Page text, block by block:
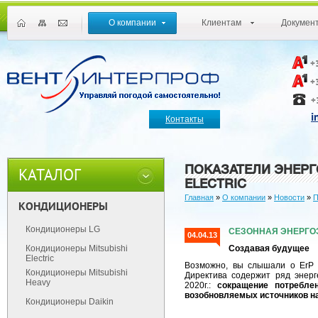
О компании Клиентам
Контакты
КАТАЛОГ
КОНДИЦИОНЕРЫ
Кондиционеры LG
Кондиционеры Mitsubishi
Electric
Кондиционеры Mitsubishi
Heavy
Кондиционеры Daikin
ПОКАЗАТЕЛИ
ELECTRIC
Главная » О компании » Новости »
04.04.13
СЕЗОННАЯ
Создавая будущее
Возможно, вы слышали о ErP
Директива содержит ряд
2020г.: сокращение
возобновляемых источников